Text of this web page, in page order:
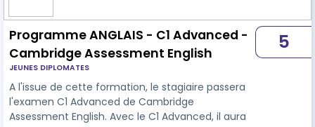
Programme ANGLAIS - C1 Advanced -
Cambridge Assessment English
JEUNES DIPLOMATES
A l'issue de cette formation, le stagiaire passera
l'examen C1 Advanced de Cambridge
Assessment English. Avec le C1 Advanced, il aura
5